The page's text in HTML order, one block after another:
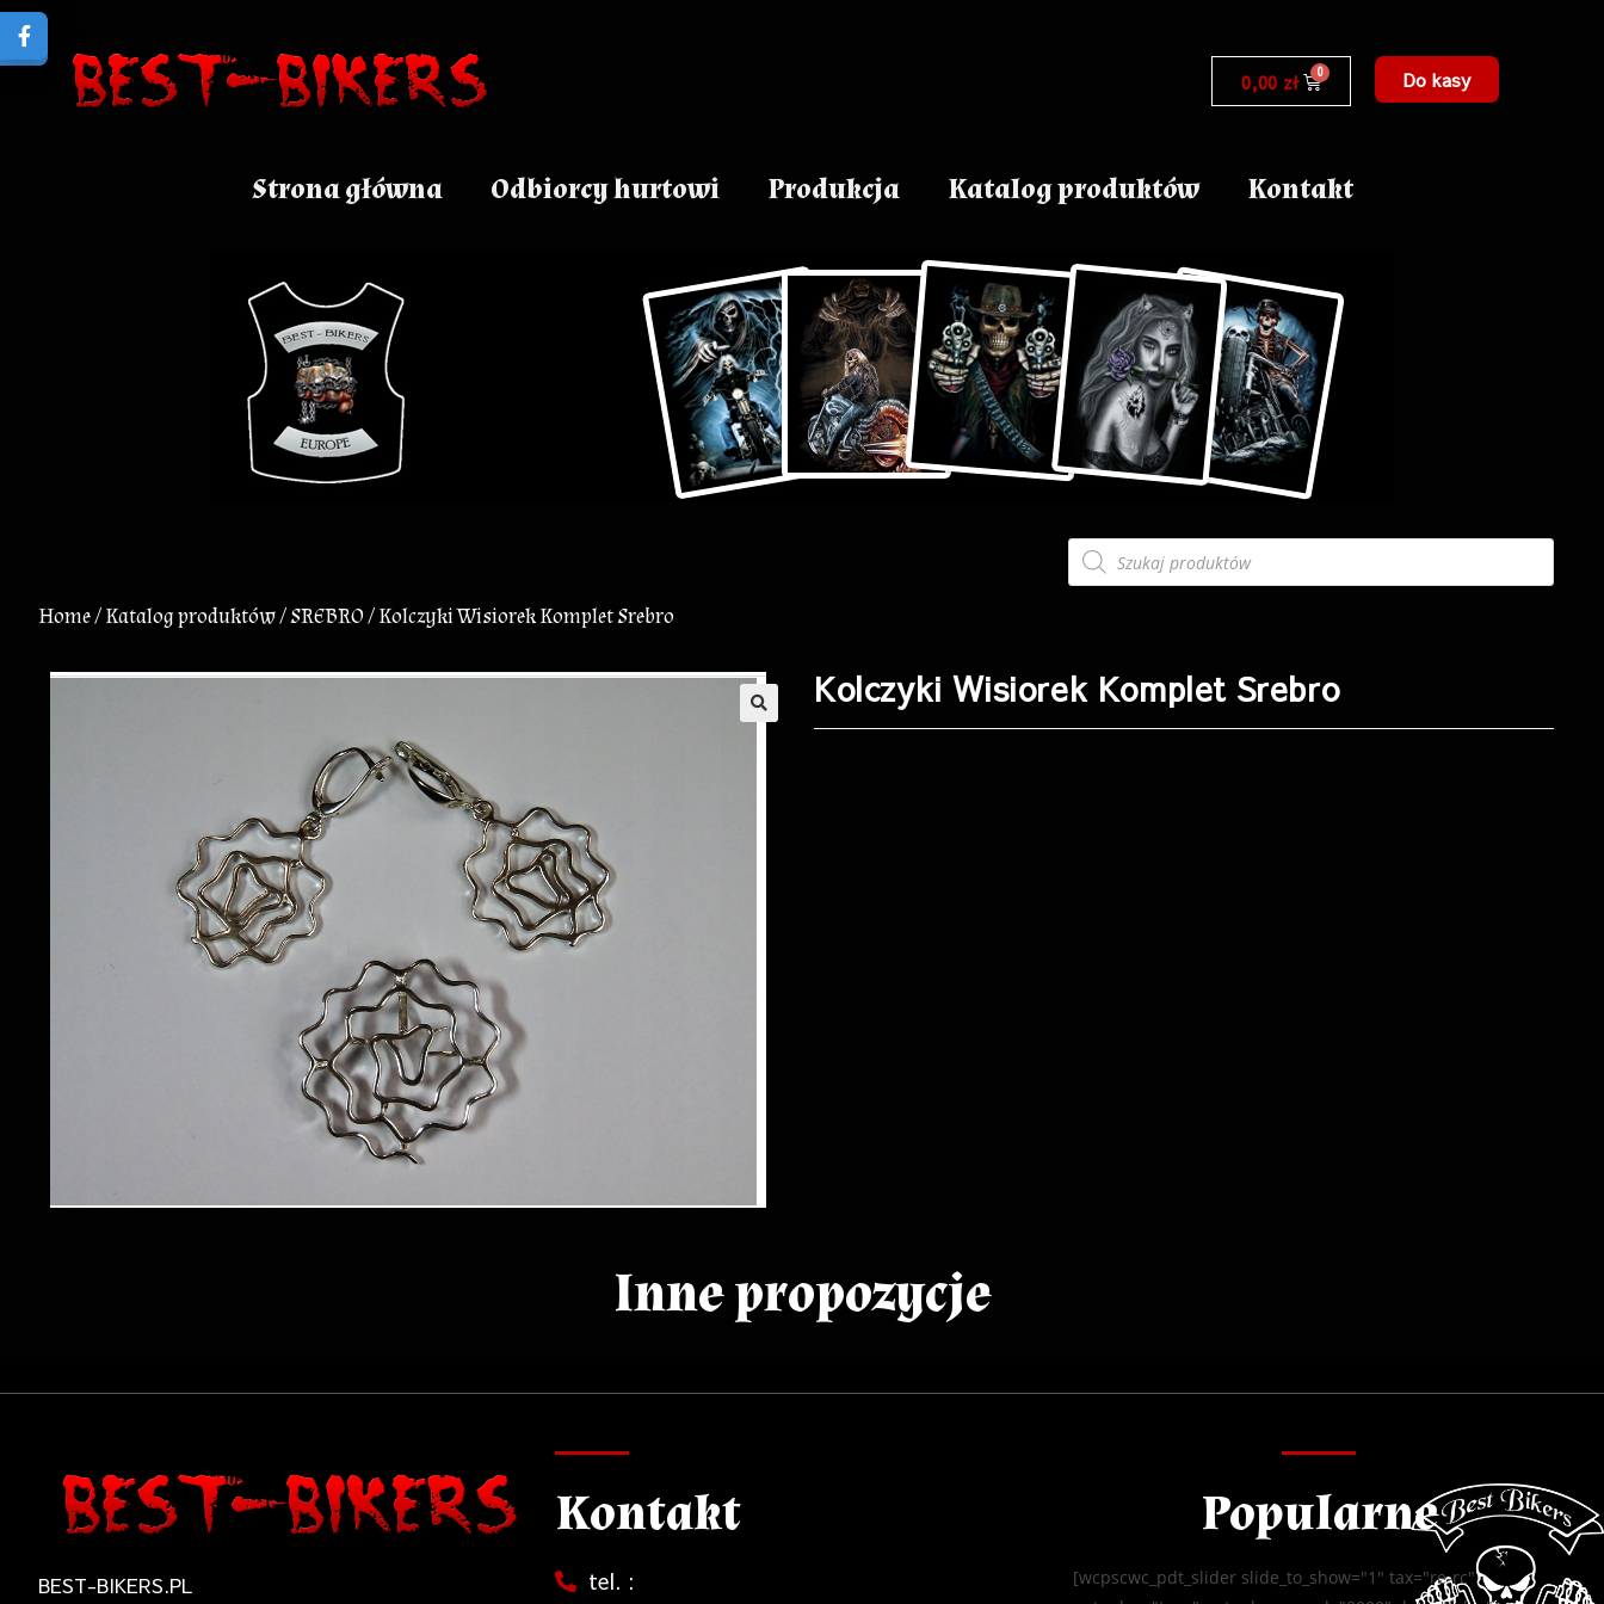
0,00 zł Do kasy
Strona główna Odbiorcy hurtowi Produkcja Katalog produktów Kontakt
Home/Katalog produktów/SREBRO/ Kolczyki Wisiorek Komplet Srebro
Kolczyki Wisiorek Komplet Srebro
Inne propozycje
BEST-BIKERS.PL
Kontakt
tel. :
Popularne
[wcpscwc_pdt_slider slide_to_show="1" tax="re-rc"